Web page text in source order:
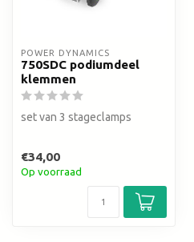
POWER DYNAMICS
750SDC podiumdeel
klemmen
set van 3 stageclamps
€34,00
Op voorraad